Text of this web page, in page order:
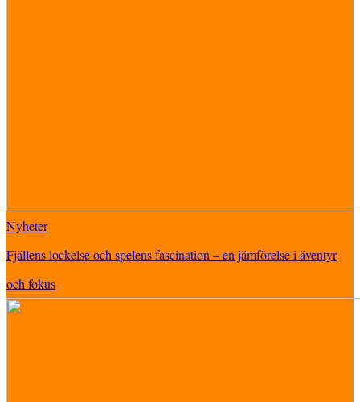
Nyheter
Fjällens lockelse och spelens fascination – en jämförelse i äventyr
och fokus